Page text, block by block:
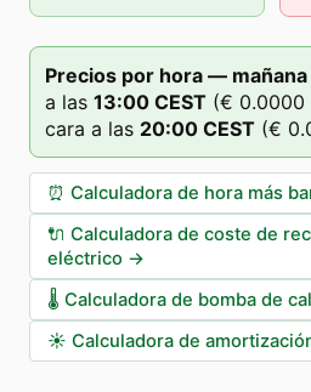
Precios por hora — mañana
a las 13:00 CEST (€ 0.0000
cara a las 20:00 CEST (€
⏰ Calculadora de hora más
🔌 Calculadora de coste de
eléctrico →
🌡️ Calculadora de bomba de
☀️ Calculadora de